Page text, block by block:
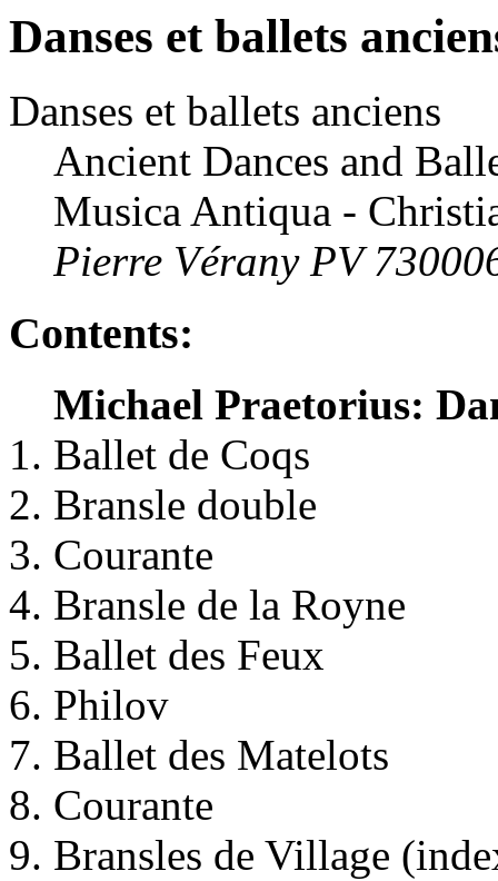
Danses et ballets
Danses et ballets anciens
Ancient Dances and
Musica Antiqua -
Pierre Vérany PV
Contents:
Michael Praetorius:
Ballet de Coqs
Bransle double
Courante
Bransle de la Royne
Ballet des Feux
Philov
Ballet des Matelots
Courante
Bransles de Village